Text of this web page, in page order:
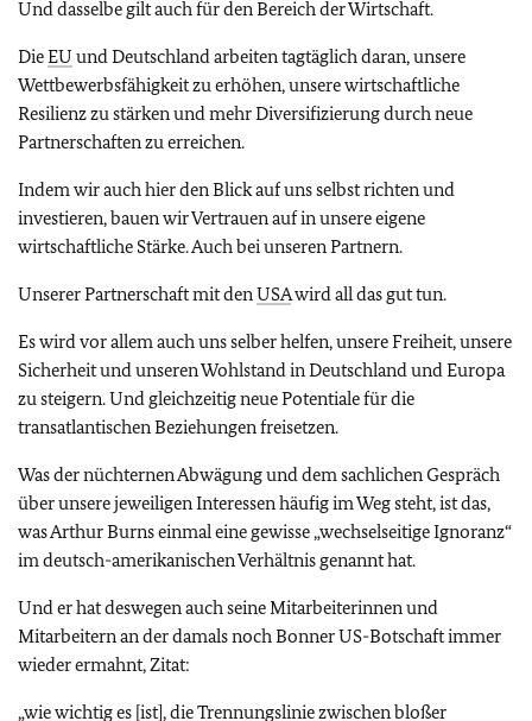
Und dasselbe gilt auch für den Bereich der Wirtschaft.
DieEU und Deutschland arbeiten tagtäglich daran, unsere
Wettbewerbsfähigkeit zu erhöhen, unsere wirtschaftliche
Resilienz zu stärken und mehr Diversifizierung durch neue
Partnerschaften zu erreichen.
Indem wir auch hier den Blick auf uns selbst richten und
investieren, bauen wir Vertrauen auf in unsere eigene
wirtschaftliche Stärke. Auch bei unseren Partnern.
Unserer Partnerschaft mit denUSAwird all das gut tun.
Es wird vor allem auch uns selber helfen, unsere Freiheit, unsere
Sicherheit und unseren Wohlstand in Deutschland und Europa
zu steigern. Und gleichzeitig neue Potentiale für die
transatlantischen Beziehungen freisetzen.
Was der nüchternen Abwägung und dem sachlichen Gespräch
über unsere jeweiligen Interessen häufig im Weg steht, ist das,
was Arthur Burns einmal eine gewisse „wechselseitige Ignoranz“
im deutsch-amerikanischen Verhältnis genannt hat.
Und er hat deswegen auch seine Mitarbeiterinnen und
Mitarbeitern an der damals noch Bonner US-Botschaft immer
wieder ermahnt, Zitat:
„wie wichtig es [ist], die Trennungslinie zwischen bloßer